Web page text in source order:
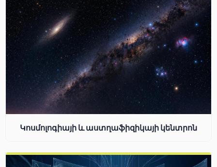
Կոսմոլոգիայի և աստղաֆիզիկայի կենտրոն